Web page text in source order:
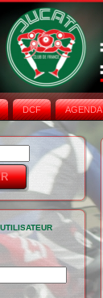
DCF AGENDA
de